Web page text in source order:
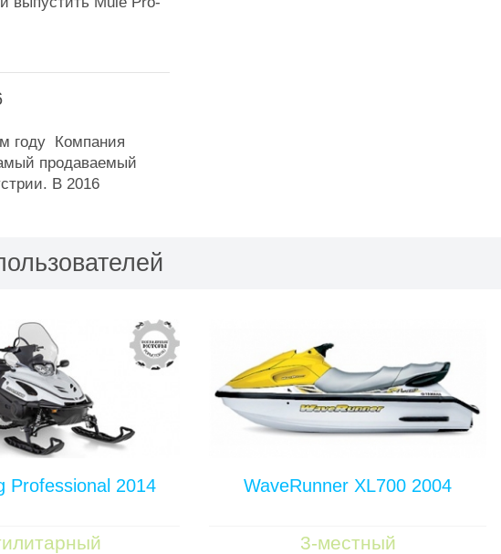
году Компания
продаваемый
В 2016
Professional 2014 WaveRunner XL700 2004
3-местный